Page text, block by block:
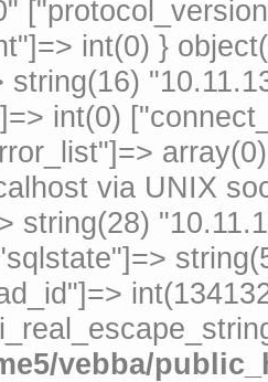
int(0) }
string(16)
int(0)
via UNIX
string(28)
vebba/